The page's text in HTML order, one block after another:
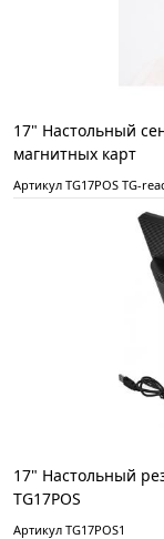
17" Настольный
магнитных карт
Артикул TG17POS TG-
17" Настольный
TG17POS
Артикул TG17POS1